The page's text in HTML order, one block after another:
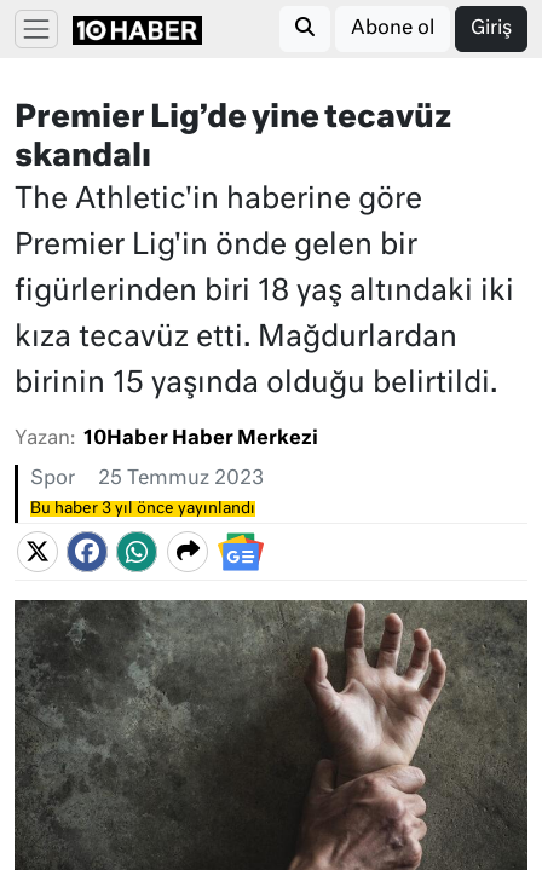
Abone ol Giriş
Premier Lig’de yine tecavüz
skandalı
The Athletic'in haberine göre
Premier Lig'in önde gelen bir
figürlerinden biri 18 yaş altındaki iki
kıza tecavüz etti. Mağdurlardan
birinin 15 yaşında olduğu belirtildi.
Yazan: 10Haber Haber Merkezi
Spor 25 Temmuz 2023
Bu haber 3 yıl önce yayınlandı